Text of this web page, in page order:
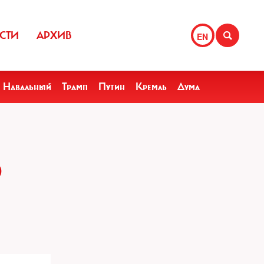
EN
АРХИВ
Навальный Трамп Путин Кремль Дума